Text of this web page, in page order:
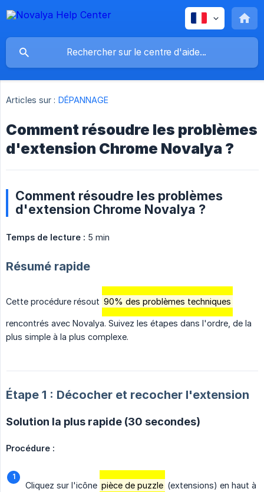
Articles sur : DÉPANNAGE
Comment résoudre les problèmes
d'extension Chrome Novalya ?
Comment résoudre les problèmes
d'extension Chrome Novalya ?
Temps de lecture : 5 min
Résumé rapide
Cette procédure résout 90% des problèmes techniques
rencontrés avec Novalya. Suivez les étapes dans l'ordre, de la
plus simple à la plus complexe.
Étape 1 : Décocher et recocher l'extension
Solution la plus rapide (30 secondes)
Procédure :
Cliquez sur l'icône pièce de puzzle (extensions) en haut à